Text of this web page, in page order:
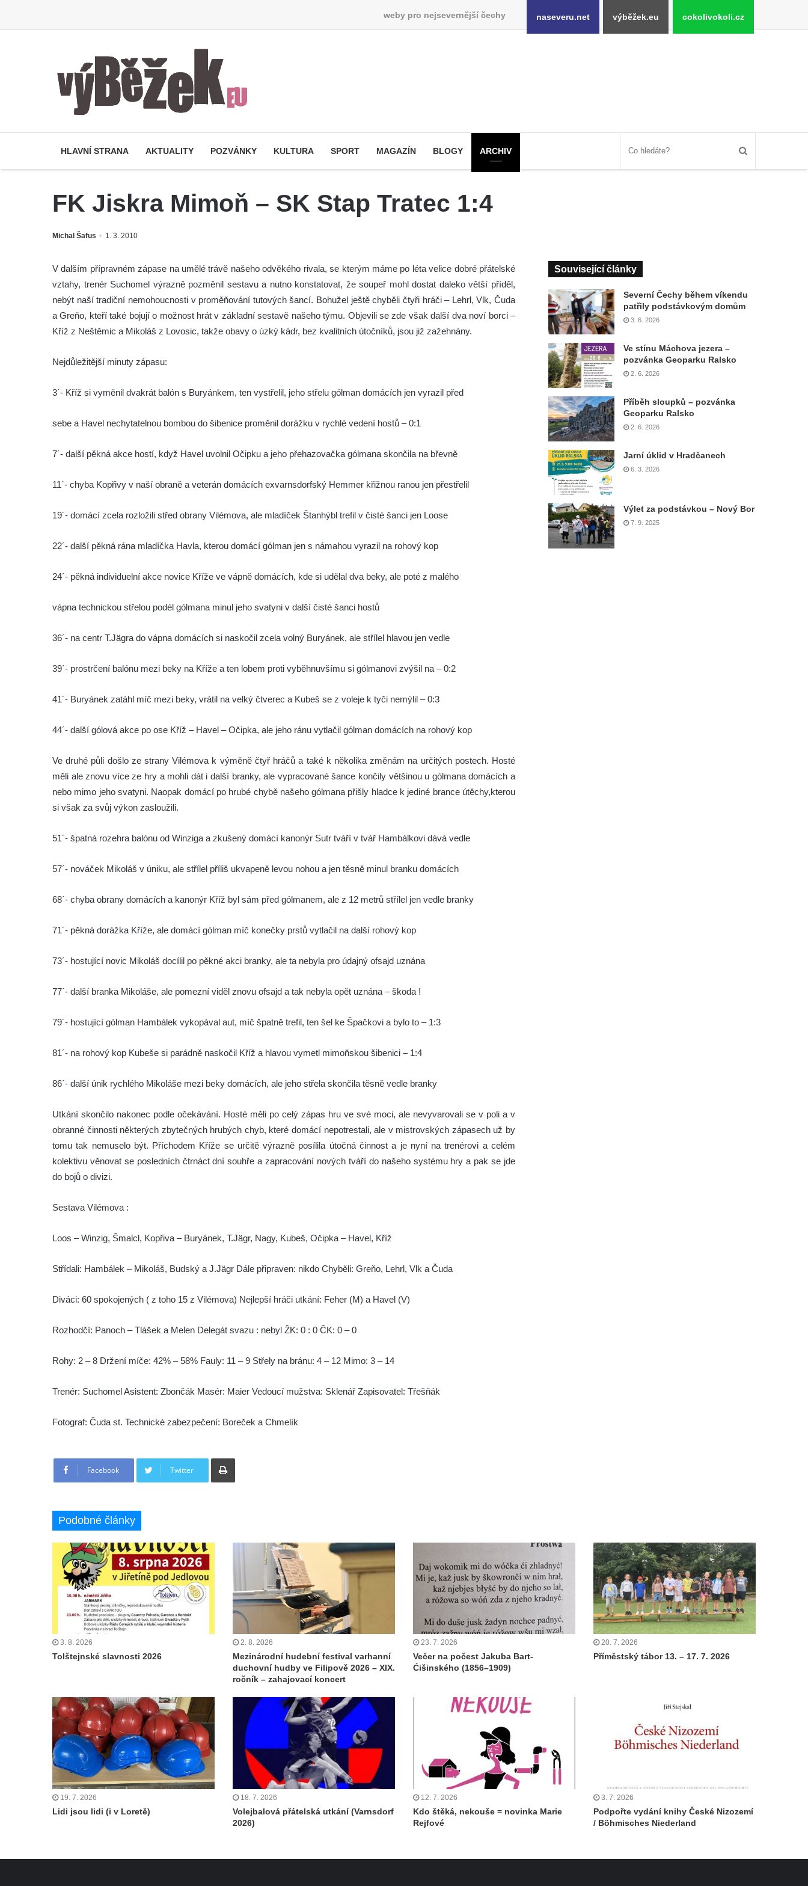
weby pro nejsevernější čechy naseveru.net výběžek.eu cokolivokoli.cz
HLAVNÍ STRANA AKTUALITY POZVÁNKY KULTURA SPORT MAGAZÍN BLOGY ARCHIV
FK Jiskra Mimoň – SK Stap Tratec 1:4
Michal Šafus 1. 3. 2010
V dalším přípravném zápase na umělé trávě našeho odvěkého rivala, se kterým máme po léta velice dobré přátelské
vztahy, trenér Suchomel výrazně pozměnil sestavu a nutno konstatovat, že soupeř mohl dostat daleko větší příděl,
nebýt naší tradiční nemohoucnosti v proměňování tutových šancí. Bohužel ještě chyběli čtyři hráči – Lehrl, Vlk, Čuda
a Greňo, kteří také bojují o možnost hrát v základní sestavě našeho týmu. Objevili se zde však další dva noví borci –
Kříž z Neštěmic a Mikoláš z Lovosic, takže obavy o úzký kádr, bez kvalitních útočníků, jsou již zažehnány.
Nejdůležitější minuty zápasu:
3´- Kříž si vyměnil dvakrát balón s Buryánkem, ten vystřelil, jeho střelu gólman domácích jen vyrazil před
sebe a Havel nechytatelnou bombou do šibenice proměnil dorážku v rychlé vedení hostů – 0:1
7´- další pěkná akce hostí, když Havel uvolnil Očipku a jeho přehazovačka gólmana skončila na břevně
11´- chyba Kopřivy v naší obraně a veterán domácích exvarnsdorfský Hemmer křižnou ranou jen přestřelil
19´- domácí zcela rozložili střed obrany Vilémova, ale mladíček Štanhýbl trefil v čisté šanci jen Loose
22´- další pěkná rána mladíčka Havla, kterou domácí gólman jen s námahou vyrazil na rohový kop
24´- pěkná individuelní akce novice Kříže ve vápně domácích, kde si udělal dva beky, ale poté z malého
vápna technickou střelou podél gólmana minul jeho svatyni v další čisté šanci hostů
36´- na centr T.Jägra do vápna domácích si naskočil zcela volný Buryánek, ale střílel hlavou jen vedle
39´- prostrčení balónu mezi beky na Kříže a ten lobem proti vyběhnuvšímu si gólmanovi zvýšil na – 0:2
41´- Buryánek zatáhl míč mezi beky, vrátil na velký čtverec a Kubeš se z voleje k tyči nemýlil – 0:3
44´- další gólová akce po ose Kříž – Havel – Očipka, ale jeho ránu vytlačil gólman domácích na rohový kop
Ve druhé půli došlo ze strany Vilémova k výměně čtyř hráčů a také k několika změnám na určitých postech. Hosté
měli ale znovu více ze hry a mohli dát i další branky, ale vypracované šance končily většinou u gólmana domácích a
nebo mimo jeho svatyni. Naopak domácí po hrubé chybě našeho gólmana přišly hladce k jediné brance útěchy,kterou
si však za svůj výkon zasloužili.
51´- špatná rozehra balónu od Winziga a zkušený domácí kanonýr Sutr tváří v tvář Hambálkovi dává vedle
57´- nováček Mikoláš v úniku, ale střílel příliš ukvapeně levou nohou a jen těsně minul branku domácích
68´- chyba obrany domácích a kanonýr Kříž byl sám před gólmanem, ale z 12 metrů střílel jen vedle branky
71´- pěkná dorážka Kříže, ale domácí gólman míč konečky prstů vytlačil na další rohový kop
73´- hostující novic Mikoláš docílil po pěkné akci branky, ale ta nebyla pro údajný ofsajd uznána
77´- další branka Mikoláše, ale pomezní viděl znovu ofsajd a tak nebyla opět uznána – škoda !
79´- hostující gólman Hambálek vykopával aut, míč špatně trefil, ten šel ke Špačkovi a bylo to – 1:3
81´- na rohový kop Kubeše si parádně naskočil Kříž a hlavou vymetl mimoňskou šibenici – 1:4
86´- další únik rychlého Mikoláše mezi beky domácích, ale jeho střela skončila těsně vedle branky
Utkání skončilo nakonec podle očekávání. Hosté měli po celý zápas hru ve své moci, ale nevyvarovali se v poli a v
obranné činnosti některých zbytečných hrubých chyb, které domácí nepotrestali, ale v mistrovských zápasech už by
tomu tak nemuselo být. Příchodem Kříže se určitě výrazně posílila útočná činnost a je nyní na trenérovi a celém
kolektivu věnovat se posledních čtrnáct dní souhře a zapracování nových tváří do našeho systému hry a pak se jde
do bojů o divizi.
Sestava Vilémova :
Loos – Winzig, Šmalcl, Kopřiva – Buryánek, T.Jägr, Nagy, Kubeš, Očipka – Havel, Kříž
Střídali: Hambálek – Mikoláš, Budský a J.Jägr Dále připraven: nikdo Chyběli: Greňo, Lehrl, Vlk a Čuda
Diváci: 60 spokojených ( z toho 15 z Vilémova) Nejlepší hráči utkání: Feher (M) a Havel (V)
Rozhodčí: Panoch – Tlášek a Melen Delegát svazu : nebyl ŽK: 0 : 0 ČK: 0 – 0
Rohy: 2 – 8 Držení míče: 42% – 58% Fauly: 11 – 9 Střely na bránu: 4 – 12 Mimo: 3 – 14
Trenér: Suchomel Asistent: Zbončák Masér: Maier Vedoucí mužstva: Sklenář Zapisovatel: Třešňák
Fotograf: Čuda st. Technické zabezpečení: Boreček a Chmelík
Facebook Twitter
Tisknout
Související články
Severní Čechy během víkendu
patřily podstávkovým domům
3. 6. 2026
Ve stínu Máchova jezera –
pozvánka Geoparku Ralsko
2. 6. 2026
Příběh sloupků – pozvánka
Geoparku Ralsko
2. 6. 2026
Jarní úklid v Hradčanech
6. 3. 2026
Výlet za podstávkou – Nový Bor
7. 9. 2025
Podobné články
3. 8. 2026
Tolštejnské slavnosti 2026
2. 8. 2026
Mezinárodní hudební festival varhanní
duchovní hudby ve Filipově 2026 – XIX.
ročník – zahajovací koncert
23. 7. 2026
Večer na počest Jakuba Bart-
Ćišinského (1856–1909)
20. 7. 2026
Příměstský tábor 13. – 17. 7. 2026
19. 7. 2026
Lidi jsou lidi (i v Loretě)
18. 7. 2026
Volejbalová přátelská utkání (Varnsdorf
2026)
12. 7. 2026
Kdo štěká, nekouše = novinka Marie
Rejfové
3. 7. 2026
Podpořte vydání knihy České Nizozemí
/ Böhmisches Niederland